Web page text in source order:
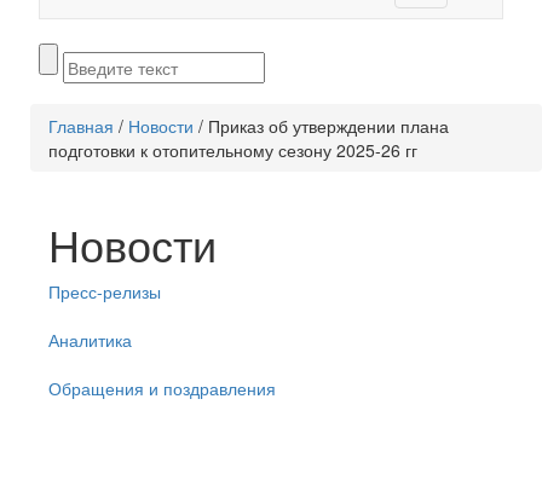
navigation
Главная / Новости / Приказ об утверждении плана
подготовки к отопительному сезону 2025-26 гг
Новости
Пресс-релизы
Аналитика
Обращения и поздравления